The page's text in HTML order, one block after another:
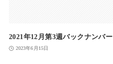
2021年12月第3週バックナンバー
2023年6月15日